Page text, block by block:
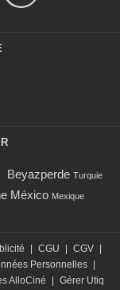
Beyazperde Turquie
México Mexique
| CGU | CGV |
Personnelles |
AlloCiné | Gérer Utiq